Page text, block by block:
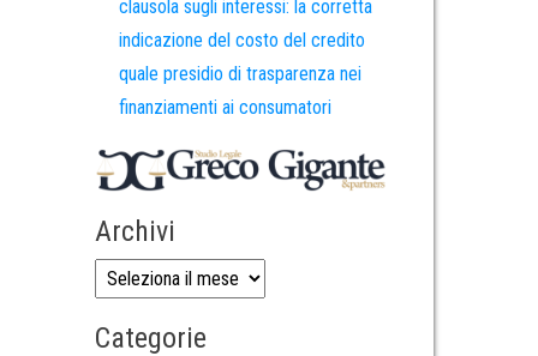
clausola sugli interessi: la corretta
indicazione del costo del credito
quale presidio di trasparenza nei
finanziamenti ai consumatori
Archivi
Categorie